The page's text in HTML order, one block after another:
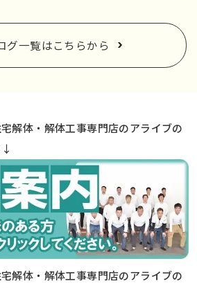
グ一覧はこちらから
解体・解体工事専門店のアライブの
↓
解体・解体工事専門店のアライブの